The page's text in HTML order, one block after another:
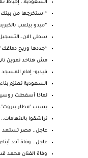
السعودية.. إحباط تهريب 2.4 مليون قرص مخدر
“استخرجها من
“ميدو بيلعب
سجلي الان..التسجيل
“جددها وريح دماغك“
مش هتاخد تموين
فيديو- إمام المسجد
السعودية تعتزم
لماذا أسقطت روسيا
بسبب "مطار
تراشقوا
عاجل.. مصر تستعد
عاجل.. وفاة أحد
وفاة الفنان محمد